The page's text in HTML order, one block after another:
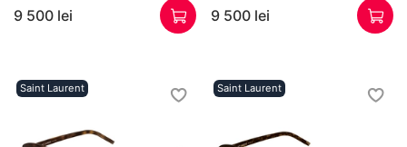
9 500 lei
9 500 lei
Saint Laurent Saint Laurent